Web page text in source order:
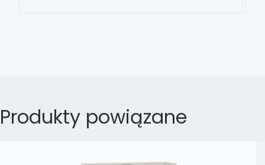
Produkty powiązane